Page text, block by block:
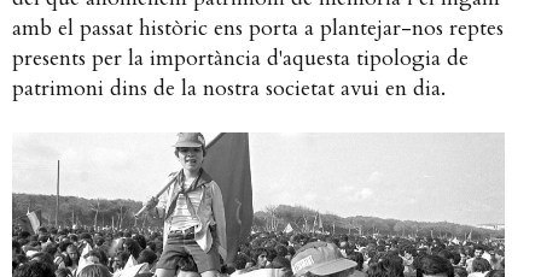
amb el passat històric ens porta a plantejar-nos reptes
presents per la importància d'aquesta tipologia de
patrimoni dins de la nostra societat avui en dia.